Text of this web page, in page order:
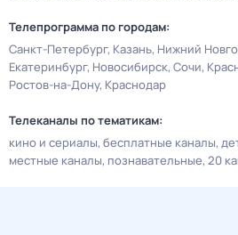
Телепрограмма по городам:
Санкт-Петербург Казань Нижний
Екатеринбург Новосибирск Сочи
Ростов-на-Дону Краснодар
Телеканалы по тематикам:
кино и сериалы бесплатные каналы
местные каналы познавательные 20